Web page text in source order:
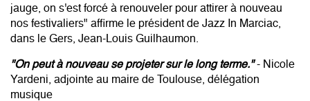
jauge, on s'est forcé à renouveler pour attirer à nouveau
nos festivaliers" affirme le président de Jazz In Marciac,
dans le Gers, Jean-Louis Guilhaumon.
"On peut à nouveau se projeter sur le long terme."- Nicole
Yardeni, adjointe au maire de Toulouse, délégation
musique